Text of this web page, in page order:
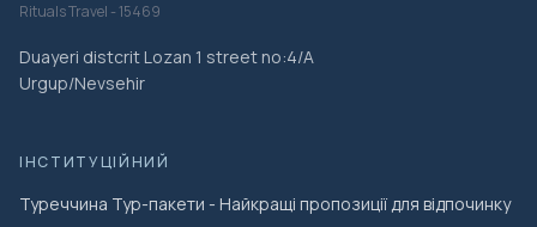
Rituals Travel - 15469
Duayeri distcrit Lozan 1 street no:4/A
Urgup/Nevsehir
ІНСТИТУЦІЙНИЙ
Туреччина Тур-пакети - Найкращі пропозиції для відпочинку